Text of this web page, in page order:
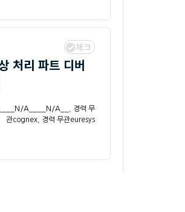
체크
처리 파트 디버
A____N/A__
경력 무
관cognex
경력 무관euresys